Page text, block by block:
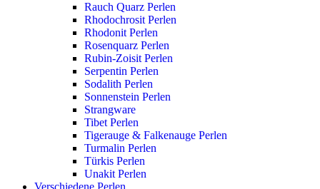
Rauch Quarz Perlen
Rhodochrosit Perlen
Rhodonit Perlen
Rosenquarz Perlen
Rubin-Zoisit Perlen
Serpentin Perlen
Sodalith Perlen
Sonnenstein Perlen
Strangware
Tibet Perlen
Tigerauge & Falkenauge Perlen
Turmalin Perlen
Türkis Perlen
Unakit Perlen
Verschiedene Perlen